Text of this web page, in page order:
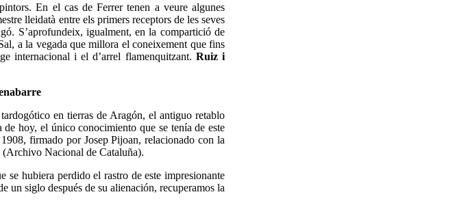
En el cas de Ferrer tenen a veure algunes
lleidatà entre els primers receptors de les seves
S’aprofundeix, igualment, en la compartició de
a la vegada que millora el coneixement que fins
internacional i el d’arrel flamenquitzant. Ruiz i
en tierras de Aragón, el antiguo retablo
hoy, el único conocimiento que se tenía de este
firmado por Josep Pijoan, relacionado con la
(Archivo Nacional de Cataluña).
hubiera perdido el rastro de este impresionante
un siglo después de su alienación, recuperamos la